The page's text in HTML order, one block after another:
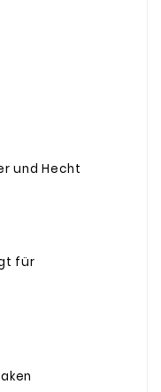
und Hecht
für